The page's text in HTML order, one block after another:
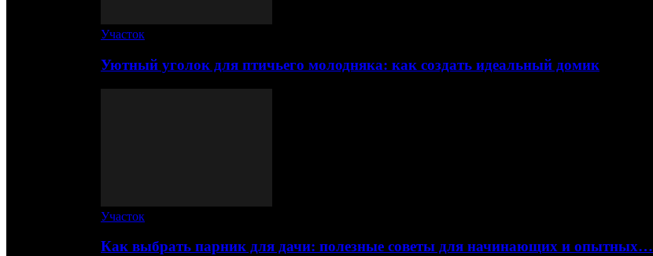
Участок
Уютный уголок для птичьего молодняка: как создать идеальный домик
Участок
Как выбрать парник для дачи: полезные советы для начинающих и опытных…